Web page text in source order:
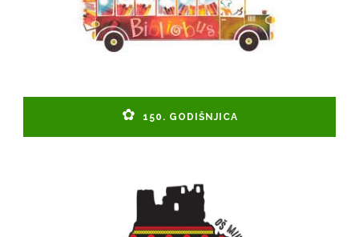
150. GODIŠNJICA